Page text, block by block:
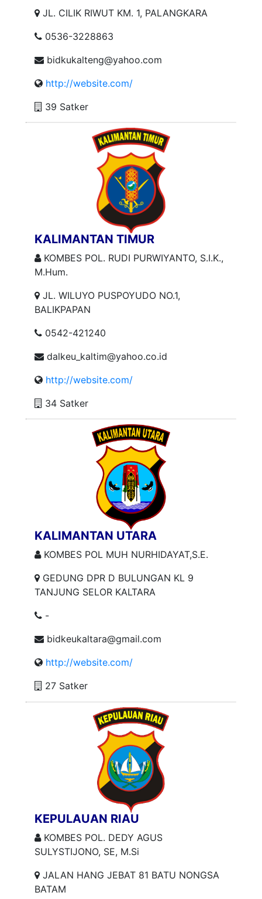
JL. CILIK RIWUT KM. 1, PALANGKARA
0536-3228863
bidkukalteng@yahoo.com
http://website.com/
39 Satker
KALIMANTAN TIMUR
KOMBES POL. RUDI PURWIYANTO, S.I.K.,
M.Hum.
JL. WILUYO PUSPOYUDO NO.1,
BALIKPAPAN
0542-421240
dalkeu_kaltim@yahoo.co.id
http://website.com/
34 Satker
KALIMANTAN UTARA
KOMBES POL MUH NURHIDAYAT,S.E.
GEDUNG DPR D BULUNGAN KL 9
TANJUNG SELOR KALTARA
-
bidkeukaltara@gmail.com
http://website.com/
27 Satker
KEPULAUAN RIAU
KOMBES POL. DEDY AGUS
SULYSTIJONO, SE, M.Si
JALAN HANG JEBAT 81 BATU NONGSA
BATAM